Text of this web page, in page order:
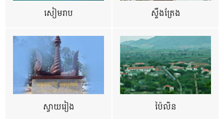
សៀមរាប ស្ទឹងត្រែង
ស្វាយរៀង ប៉ៃលិន